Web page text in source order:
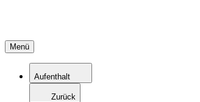
Menü
Aufenthalt
Zurück